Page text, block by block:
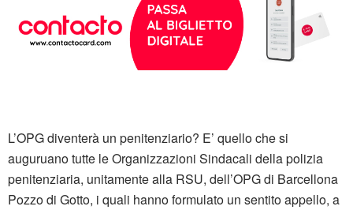
L’OPG diventerà un penitenziario? E’ quello che si
auguruano tutte le Organizzazioni Sindacali della polizia
penitenziaria, unitamente alla RSU, dell’OPG di Barcellona
Pozzo di Gotto, i quali hanno formulato un sentito appello, a